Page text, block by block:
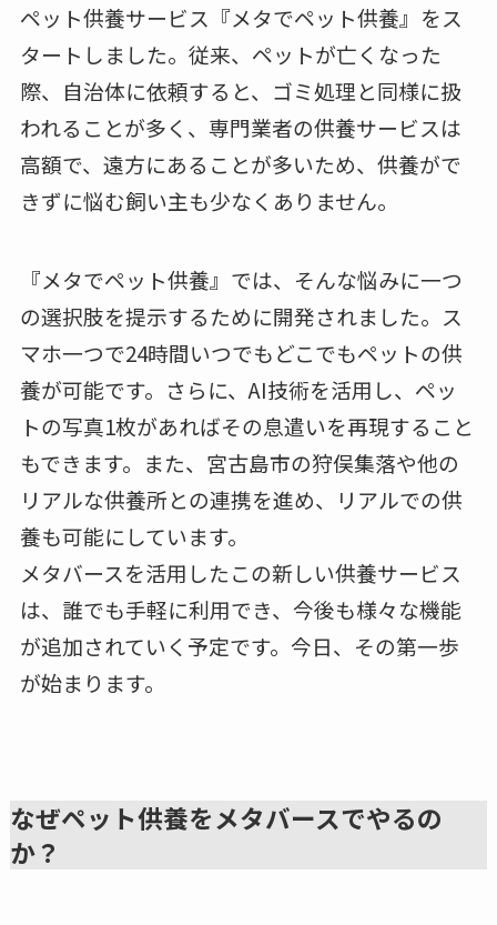
ペット供養サービス『メタでペット供養』をス
タートしました。従来、ペットが亡くなった
際、自治体に依頼すると、ゴミ処理と同様に扱
われることが多く、専門業者の供養サービスは
高額で、遠方にあることが多いため、供養がで
きずに悩む飼い主も少なくありません。
『メタでペット供養』では、そんな悩みに一つ
の選択肢を提示するために開発されました。ス
マホ一つで24時間いつでもどこでもペットの供
養が可能です。さらに、AI技術を活用し、ペッ
トの写真1枚があればその息遣いを再現すること
もできます。また、宮古島市の狩俣集落や他の
リアルな供養所との連携を進め、リアルでの供
養も可能にしています。
メタバースを活用したこの新しい供養サービス
は、誰でも手軽に利用でき、今後も様々な機能
が追加されていく予定です。今日、その第一歩
が始まります。
なぜペット供養をメタバースでやるの
か？